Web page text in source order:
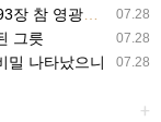
07.28
스런 우리 왕
07.28
그릇
07.28
밀 나타났으니
+